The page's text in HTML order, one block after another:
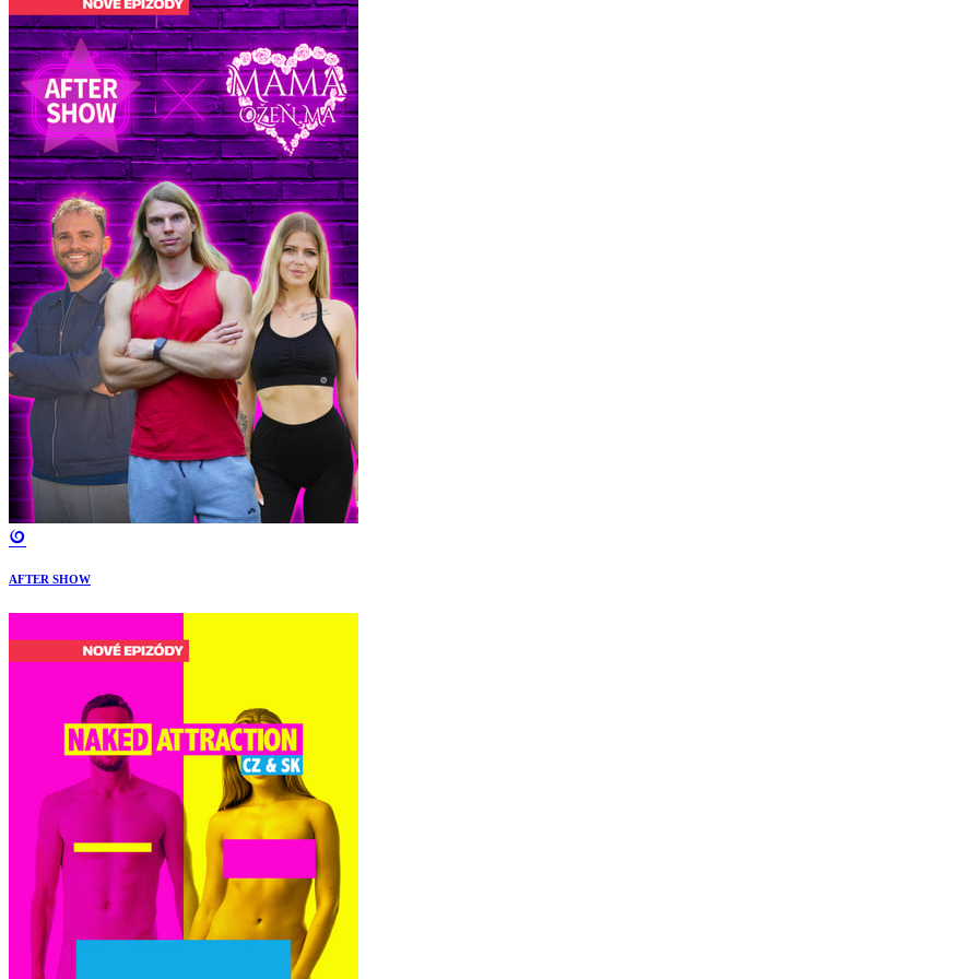
AFTER SHOW